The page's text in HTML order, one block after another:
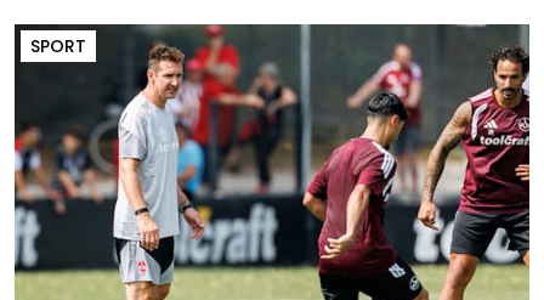
SPORT